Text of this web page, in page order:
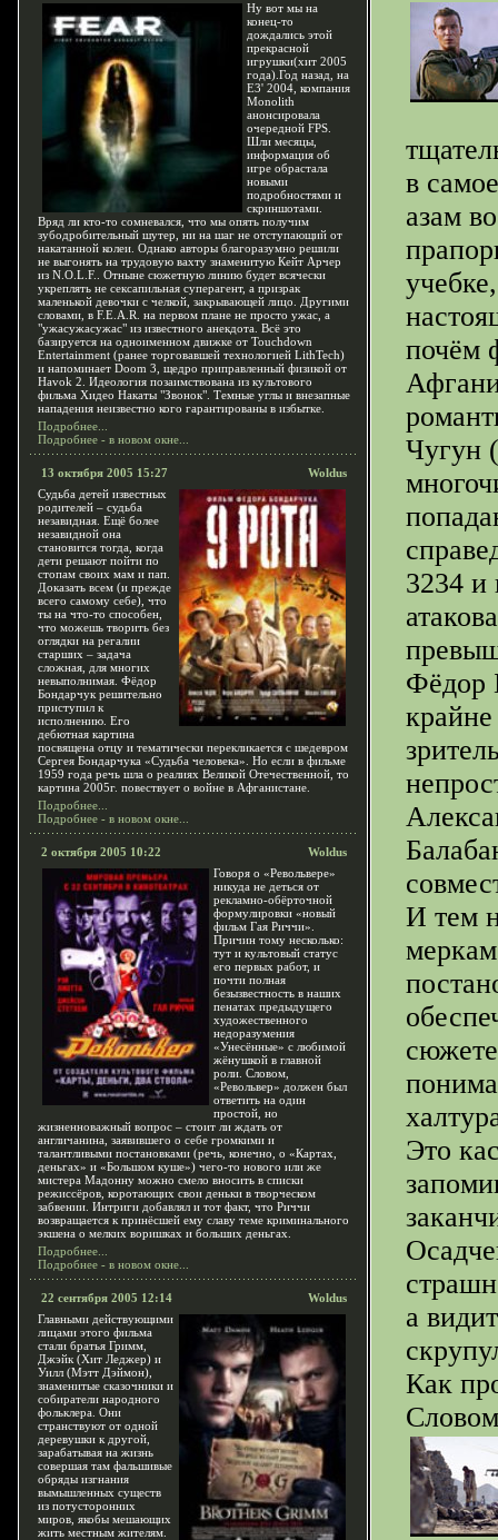
Ну вот мы на
конец-то
дождались этой
прекрасной
игрушки(хит 2005
года).Год назад, на
Е3' 2004, компания
Monolith
анонсировала
очередной FPS.
Шли месяцы,
информация об
игре обрастала
новыми
подробностями и
скриншотами.
Вряд ли кто-то сомневался, что мы опять получим
зубодробительный шутер, ни на шаг не отступающий от
накатанной колеи. Однако авторы благоразумно решили
не выгонять на трудовую вахту знаменитую Кейт Арчер
из N.O.L.F.. Отныне сюжетную линию будет всячески
укреплять не сексапильная суперагент, а призрак
маленькой девочки с челкой, закрывающей лицо. Другими
словами, в F.E.A.R. на первом плане не просто ужас, а
"ужасужасужас" из известного анекдота. Всё это
базируется на одноименном движке от Touchdown
Entertainment (ранее торговавшей технологией LithTech)
и напоминает Doom 3, щедро приправленный физикой от
Havok 2. Идеология позаимствована из культового
фильма Хидео Накаты "Звонок". Темные углы и внезапные
нападения неизвестно кого гарантированы в избытке.
Подробнее...
Подробнее - в новом окне...
13 октября 2005 15:27
Woldus
Судьба детей известных
родителей – судьба
незавидная. Ещё более
незавидной она
становится тогда, когда
дети решают пойти по
стопам своих мам и пап.
Доказать всем (и прежде
всего самому себе), что
ты на что-то способен,
что можешь творить без
оглядки на регалии
старших – задача
сложная, для многих
невыполнимая. Фёдор
Бондарчук решительно
приступил к
исполнению. Его
дебютная картина
посвящена отцу и тематически перекликается с шедевром
Сергея Бондарчука «Судьба человека». Но если в фильме
1959 года речь шла о реалиях Великой Отечественной, то
картина 2005г. повествует о войне в Афганистане.
Подробнее...
Подробнее - в новом окне...
2 октября 2005 10:22
Woldus
Говоря о «Револьвере»
никуда не деться от
рекламно-обёрточной
формулировки «новый
фильм Гая Риччи».
Причин тому несколько:
тут и культовый статус
его первых работ, и
почти полная
безызвестность в наших
пенатах предыдущего
художественного
недоразумения
«Унесённые» с любимой
жёнушкой в главной
роли. Словом,
«Револьвер» должен был
ответить на один
простой, но
жизненноважный вопрос – стоит ли ждать от
англичанина, заявившего о себе громкими и
талантливыми постановками (речь, конечно, о «Картах,
деньгах» и «Большом куше») чего-то нового или же
мистера Мадонну можно смело вносить в списки
режиссёров, коротающих свои деньки в творческом
забвении. Интриги добавлял и тот факт, что Риччи
возвращается к принёсшей ему славу теме криминального
экшена о мелких воришках и больших деньгах.
Подробнее...
Подробнее - в новом окне...
22 сентября 2005 12:14
Woldus
Главными действующими
лицами этого фильма
стали братья Гримм,
Джэйк (Хит Леджер) и
Уилл (Мэтт Дэймон),
знаменитые сказочники и
собиратели народного
фольклера. Они
странствуют от одной
деревушки к другой,
зарабатывая на жизнь
совершая там фальшивые
обряды изгнания
вымышленных существ
из потусторонних
миров, якобы мешающих
жить местным жителям.
в
азам
почём
Чугун
3234 и
Фёдор
И тем
Это
а
Как